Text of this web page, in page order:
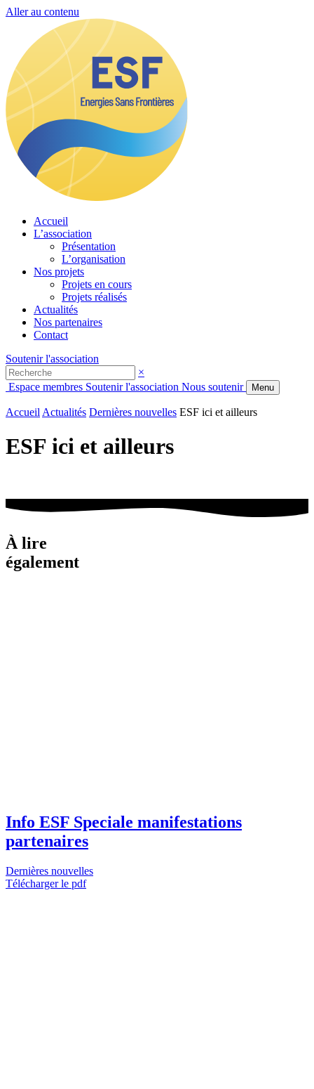
Aller au contenu
Accueil
L’association
Présentation
L’organisation
Nos projets
Projets en cours
Projets réalisés
Actualités
Nos partenaires
Contact
Soutenir l'association
×
Espace membres Soutenir l'association Nous soutenir Menu
Accueil Actualités Dernières nouvelles ESF ici et ailleurs
ESF ici et ailleurs
À lire
également
Info ESF Speciale manifestations
partenaires
Dernières nouvelles
Télécharger le pdf